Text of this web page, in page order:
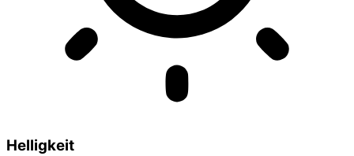
Helligkeit